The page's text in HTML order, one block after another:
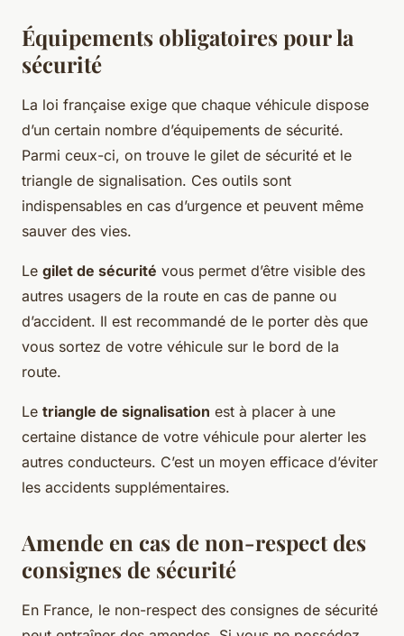
Équipements obligatoires pour la
sécurité
La loi française exige que chaque véhicule dispose
d’un certain nombre d’équipements de sécurité.
Parmi ceux-ci, on trouve le gilet de sécurité et le
triangle de signalisation. Ces outils sont
indispensables en cas d’urgence et peuvent même
sauver des vies.
Le gilet de sécurité vous permet d’être visible des
autres usagers de la route en cas de panne ou
d’accident. Il est recommandé de le porter dès que
vous sortez de votre véhicule sur le bord de la
route.
Le triangle de signalisation est à placer à une
certaine distance de votre véhicule pour alerter les
autres conducteurs. C’est un moyen efficace d’éviter
les accidents supplémentaires.
Amende en cas de non-respect des
consignes de sécurité
En France, le non-respect des consignes de sécurité